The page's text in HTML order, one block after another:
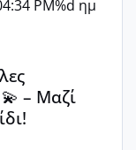
PM%d ημ
2025 💫 – Μαζί
– Μαζί